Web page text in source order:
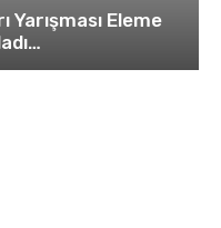
Yarışması Eleme